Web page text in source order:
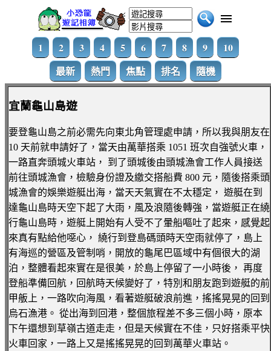
1 2 3 4 5 6 7 8 9
10
最新
熱門 焦點 排名 隨機
宜蘭龜山島遊
要登龜山島之前必需先向東北角管理處申請，所以我與朋友在
10 天前就申請好了，當天由萬華搭乘 1051 班次自強號火車，
一路直奔頭城火車站， 到了頭城後由頭城漁會工作人員接送
前往頭城漁會，檢驗身份證及繳交搭船費 800 元，隨後搭乘頭
城漁會的娛樂遊艇出海，當天天氣實在不太穩定， 遊艇在到
達龜山島時天空下起了大雨，風及浪隨後轉強，當遊艇正在繞
行龜山島時，遊艇上開始有人受不了暈船嘔吐了起來，感覺起
來真有點給他噁心， 繞行到登島碼頭時天空雨就停了，島上
有海巡的營區及管制哨，開放的龜尾巴區域中有個很大的湖
泊，整體看起來實在是很美，於島上停留了一小時後， 再度
登船準備回航，回航時天候變好了，特別和朋友跑到遊艇的前
甲舨上，一路吹向海風，看著遊艇破浪前進，搖搖晃晃的回到
烏石漁港。 從出海到回港，整個旅程差不多三個小時，原本
下午還想到草嶺古道走走，但是天候實在不佳，只好搭乘平快
火車回家，一路上又是搖搖晃晃的回到萬華火車站。